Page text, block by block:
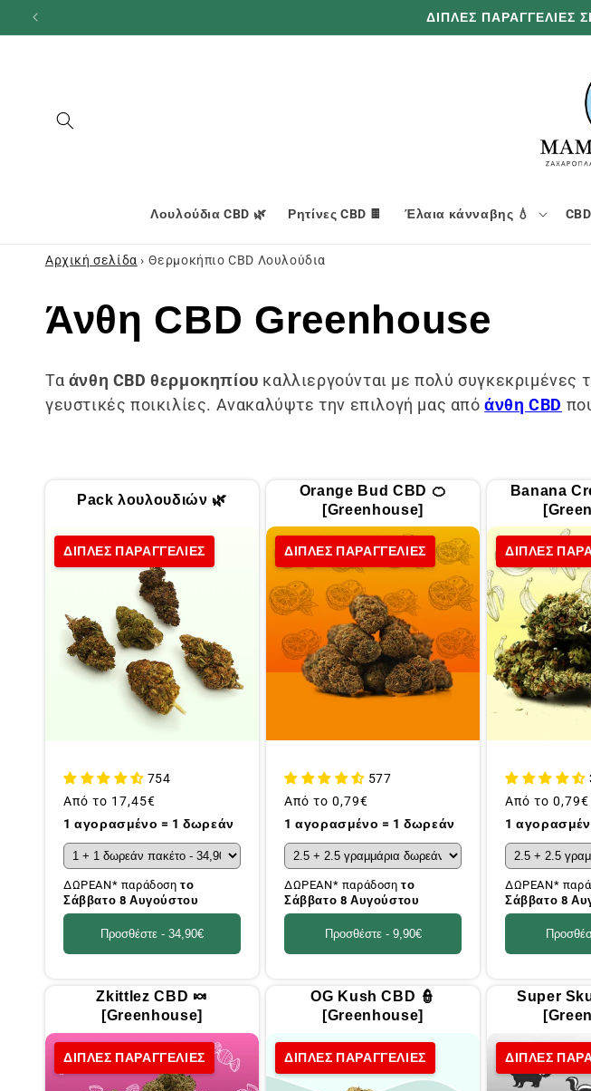
προχωρήστε
στο
100G ΔΩΡΕΑΝ ΓΙΑ
Λουλούδια CBD 🌿 Ρητίνες CBD 🍫 Έλαια κάνναβης 💧
Αρχική σελίδα › Θερμοκήπιο CBD Λουλούδια
Σ
υ
λ
γ
ή
Άνθη CBD Greenhouse
Τα άνθη CBD θερμοκηπίου καλλιεργούνται με πολύ συγκεκριμένες
γευστικές ποικιλίες. Ανακαλύψτε την επιλογή μας απόάνθη CBD
Pack λουλουδιών 🌿
ΔΙΠΛΕΣ ΠΑΡΑΓΓΕΛΙΕΣ
754
Συνήθης
τιμή
Από το 17,45€
1 αγορασμένο = 1 δωρεάν
ΔΩΡΕΑΝ* παράδοσητο
Σάββατο 8 Αυγούστου
Προσθέστε - 34,90€
Orange Bud CBD 🍊
[Greenhouse]
ΔΙΠΛΕΣ ΠΑΡΑΓΓΕΛΙΕΣ
577
Συνήθης
τιμή
Από το 0,79€
1 αγορασμένο = 1 δωρεάν
ΔΩΡΕΑΝ* παράδοσητο
Σάββατο 8 Αυγούστου
Προσθέστε - 9,90€
Banana
ΔΙΠΛΕΣ
Συνήθης
τιμή
Από το 0,79€
1
ΔΩΡΕΑΝ*
Σάββατο 8
Zkittlez CBD 🍬
[Greenhouse]
ΔΙΠΛΕΣ ΠΑΡΑΓΓΕΛΙΕΣ
OG Kush CBD 👮
[Greenhouse]
ΔΙΠΛΕΣ ΠΑΡΑΓΓΕΛΙΕΣ
Super
ΔΙΠΛΕΣ